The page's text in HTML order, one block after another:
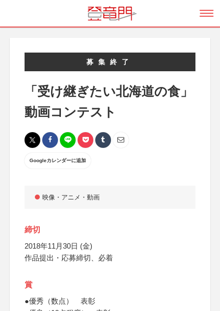
募集終了
「受け継ぎたい北海道の食」
動画コンテスト
Googleカレンダーに追加
映像・アニメ・動画
締切
2018年11月30日 (金)
作品提出・応募締切、必着
賞
●優秀（数点） 表彰